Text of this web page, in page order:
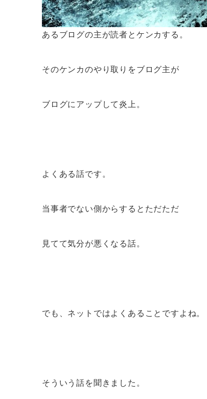
あるブログの主が読者とケンカする。
そのケンカのやり取りをブログ主が
ブログにアップして炎上。
よくある話です。
当事者でない側からするとただただ
見てて気分が悪くなる話。
でも、ネットではよくあることですよね。
そういう話を聞きました。